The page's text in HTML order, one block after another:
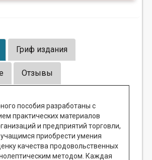
Гриф издания
Отзывы
пособия разработаны с
практических материалов
и предприятий торговли,
приобрести умения
качества продовольственных
методом. Каждая